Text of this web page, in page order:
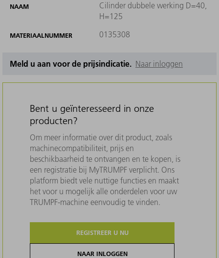
NAAM
Cilinder dubbele werking D=40,
H=125
MATERIAALNUMMER 0135308
Meld u aan voor de prijsindicatie. Naar inloggen
Bent u geïnteresseerd in onze
producten?
Om meer informatie over dit product, zoals
machinecompatibiliteit, prijs en
beschikbaarheid te ontvangen en te kopen, is
een registratie bij MyTRUMPF verplicht. Ons
platform biedt vele nuttige functies en maakt
het voor u mogelijk alle onderdelen voor uw
TRUMPF-machine eenvoudig te vinden.
REGISTREER U NU
NAAR INLOGGEN